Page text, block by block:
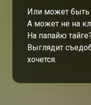
Или может быть
А может не на
На папайю
Выглядит
хочется.